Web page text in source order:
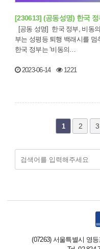
[230613] (공동성명) 한국
부는 성평등 퇴행 백래시를
한국 정부는 ‘비동의…
2023-06-14 1221
1 2 3
(07263) 서울특별시 영